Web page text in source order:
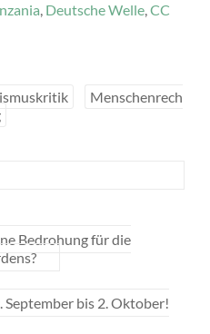
, Deutsche Welle,CC
Menschenrech
Bedrohung für die
bis 2. Oktober!